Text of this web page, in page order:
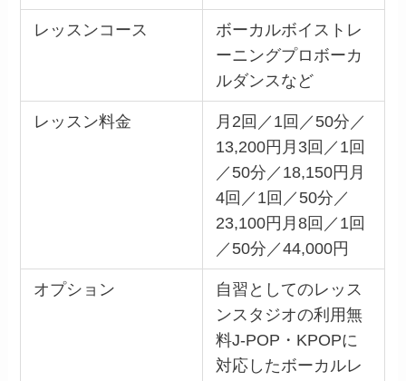
レッスンコース
ボーカルボイストレ
ーニングプロボーカ
ルダンスなど
レッスン料金
月2回／1回／50分／
13,200円月3回／1回
／50分／18,150円月
4回／1回／50分／
23,100円月8回／1回
／50分／44,000円
オプション
自習としてのレッス
ンスタジオの利用無
料J-POP・KPOPに
対応したボーカルレ